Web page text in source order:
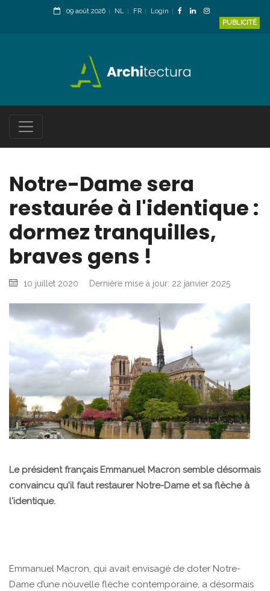
09 août 2026 NL FR
Login
PUBLICITÉ
Notre-Dame sera
restaurée à l'identique :
dormez tranquilles,
braves gens !
10 juillet 2020 Dernière mise à jour: 22 janvier 2025
Le président français Emmanuel Macron semble désormais
convaincu qu'il faut restaurer Notre-Dame et sa flèche à
l'identique.
Emmanuel Macron, qui avait envisagé de doter Notre-
Dame d’une nouvelle flèche contemporaine, a désormais